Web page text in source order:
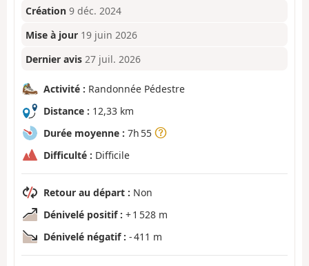
Création 9 déc. 2024
Mise à jour 19 juin 2026
Dernier avis 27 juil. 2026
Activité : Randonnée Pédestre
Distance : 12,33 km
Durée moyenne : 7h 55
Difficulté : Difficile
Retour au départ : Non
Dénivelé positif : + 1 528 m
Dénivelé négatif : - 411 m